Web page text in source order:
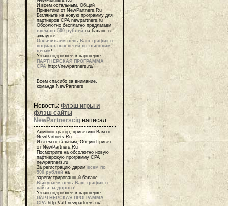
И всем остальным, Общий
Приветики от NewPartners.Ru
Взгляньте на новую программу для
партнеров СРА newpartners.ru
Обсолютно бесплатно предлагаем
всем по 500 рублей на баланс в
аккаунте.
Оплачиваем весь Ваш трафик с
социальных сетей по высоким
ценам!
Узнай подробнее в партнерке -
ПАРТНЕРСКАЯ ПРОГРАММА
СРА http://newpartners.ru/
Всем спасибо за внимание,
команда NewPartners
Новость: Флэш игры и
флэш сайты
NewPartnerscig написал:
Администратор, приветики Вам от
NewPartners.Ru
И всем остальным, Общий Привет
от NewPartners.Ru
Посмотрите на обсолютно новую
партнерскую программу СРА
newpartners.ru
За регистрацию дарим всем по
500 рублей на
зарегистрированный баланс.
Выкупаем весь Ваш трафик с
сайта за дорого!
Узнай подробнее в партнерке -
ПАРТНЕРСКАЯ ПРОГРАММА
СРА http://aff.newpartners.ru/